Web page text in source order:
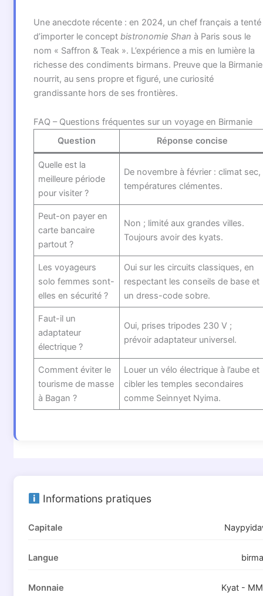
Une anecdote récente : en 2024, un chef français a tenté
d’importer le concept bistronomie Shan à Paris sous le
nom « Saffron & Teak ». L’expérience a mis en lumière la
richesse des condiments birmans. Preuve que la Birmanie
nourrit, au sens propre et figuré, une curiosité
grandissante hors de ses frontières.
FAQ – Questions fréquentes sur un voyage en Birmanie
Question
Réponse concise
Quelle est la
meilleure période
pour visiter ?
De novembre à février : climat sec,
températures clémentes.
Peut-on payer en
carte bancaire
partout ?
Non ; limité aux grandes villes.
Toujours avoir des kyats.
Les voyageurs
solo femmes sont-
elles en sécurité ?
Oui sur les circuits classiques, en
respectant les conseils de base et
un dress-code sobre.
Faut-il un
adaptateur
électrique ?
Oui, prises tripodes 230 V ;
prévoir adaptateur universel.
Comment éviter le
tourisme de masse
à Bagan ?
Louer un vélo électrique à l’aube et
cibler les temples secondaires
comme Seinnyet Nyima.
Informations pratiques
Capitale
Langue
Monnaie Kyat -